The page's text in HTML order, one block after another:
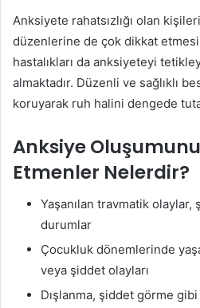
Anksiyete rahatsızlığı olan
düzenlerine de çok dikkat
hastalıkları da anksiyeteyi
almaktadır. Düzenli ve sağlıklı
koruyarak ruh halini dengede
Anksiye
Etmenler Nelerdir?
Yaşanılan travmatik olaylar,
durumlar
Çocukluk dönemlerinde
veya şiddet olayları
Dışlanma, şiddet görme